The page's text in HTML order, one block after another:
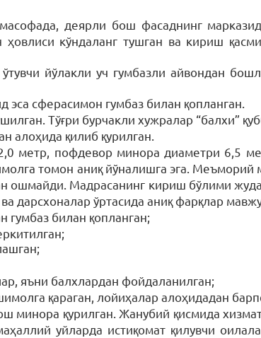
деярли бош фасаднинг
ҳовлиси кўндаланг тушган ва кириш
йўлакли уч гумбазли айвондан
эса сферасимон гумбаз билан қопланган.
Тўғри бурчакли хужралар “балхи”
алоҳида қилиб қурилган.
метр, пофдевор минора диаметри 6,5
томон аниқ йўналишга эга. Меъморий
ошмайди. Мадрасанинг кириш бўлими
дарсхоналар ўртасида аниқ фарқлар
билан қопланган;
яъни балхлардан фойдаланилган;
қараган, лойиҳалар алоҳидадан
минора қурилган. Жанубий қисмида
уйларда истиқомат қилувчи